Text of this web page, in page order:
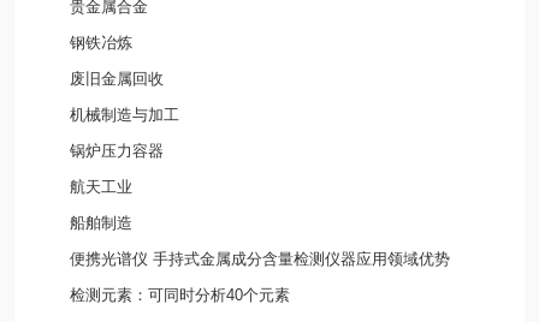
贵金属合金
钢铁冶炼
废旧金属回收
机械制造与加工
锅炉压力容器
航天工业
船舶制造
便携光谱仪 手持式金属成分含量检测仪器应用领域优势
检测元素：可同时分析40个元素